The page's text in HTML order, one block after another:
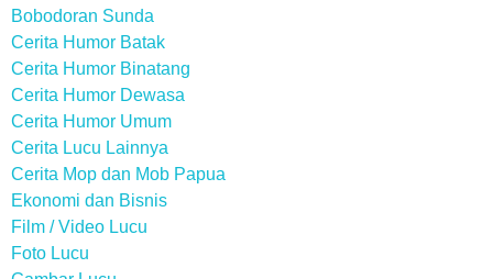
Bobodoran Sunda
Cerita Humor Batak
Cerita Humor Binatang
Cerita Humor Dewasa
Cerita Humor Umum
Cerita Lucu Lainnya
Cerita Mop dan Mob Papua
Ekonomi dan Bisnis
Film / Video Lucu
Foto Lucu